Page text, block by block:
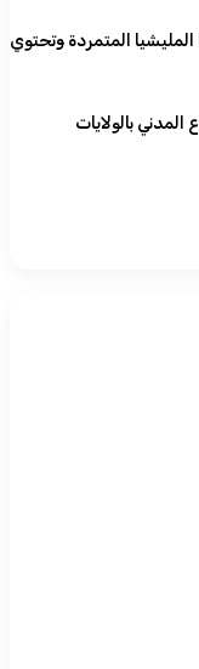
المتمردة وتحتوي
بالولايات